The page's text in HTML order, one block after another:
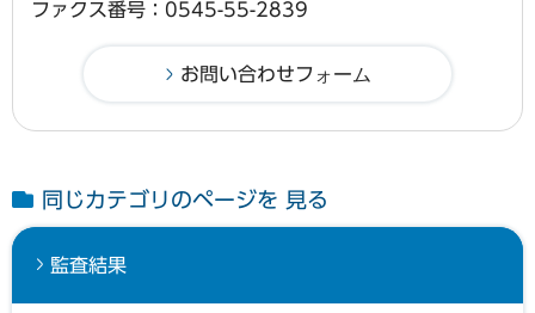
ファクス番号：0545-55-2839
同じカテゴリのページを 見る
監査結果